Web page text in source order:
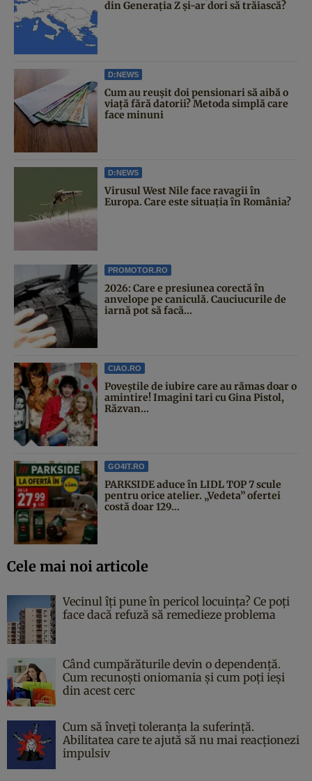
din Generația Z și-ar dori să trăiască?
D:NEWS
Cum au reușit doi pensionari să aibă o
viață fără datorii? Metoda simplă care
face minuni
D:NEWS
Virusul West Nile face ravagii în
Europa. Care este situația în România?
PROMOTOR.RO
2026: Care e presiunea corectă în
anvelope pe caniculă. Cauciucurile de
iarnă pot să facă...
CIAO.RO
Poveştile de iubire care au rămas doar o
amintire! Imagini tari cu Gina Pistol,
Răzvan...
GO4IT.RO
PARKSIDE aduce în LIDL TOP 7 scule
pentru orice atelier. „Vedeta” ofertei
costă doar 129...
Cele mai noi articole
Vecinul îți pune în pericol locuința? Ce poți
face dacă refuză să remedieze problema
Când cumpărăturile devin o dependență.
Cum recunoști oniomania și cum poți ieși
din acest cerc
Cum să înveți toleranța la suferință.
Abilitatea care te ajută să nu mai reacționezi
impulsiv